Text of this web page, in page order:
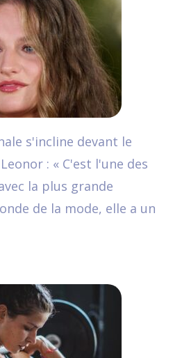
s'incline devant le
: « C'est l'une des
la plus grande
de la mode, elle a un